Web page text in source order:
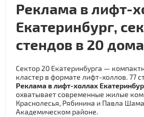
Реклама в лифт-
Екатеринбург,
стендов в 20
Сектор 20 Екатеринбурга —
кластер в формате лифт-холлов. 77
Реклама в лифт-холлах
охватывает современные жилые
Краснолесья, Рябинина и Павла
Академическом районе.